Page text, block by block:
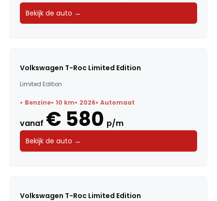
Bekijk de auto →
Volkswagen T-Roc Limited Edition
Limited Edition
Benzine 10 km 2026 Automaat
vanaf € 580 p/m
Bekijk de auto →
Volkswagen T-Roc Limited Edition